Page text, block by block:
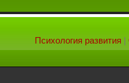
Психология развития |